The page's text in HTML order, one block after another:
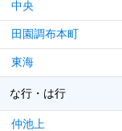
中央
田園調布本町
東海
な行・は行
仲池上